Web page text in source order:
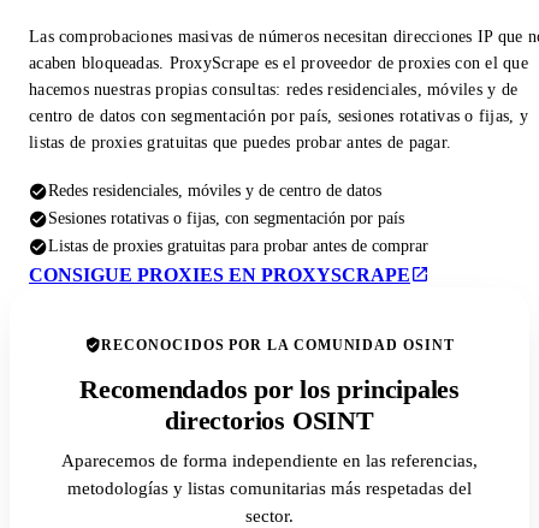
Las comprobaciones masivas de números necesitan direcciones IP que
acaben bloqueadas. ProxyScrape es el proveedor de proxies con el que
hacemos nuestras propias consultas: redes residenciales, móviles y de
centro de datos con segmentación por país, sesiones rotativas o fijas, y
listas de proxies gratuitas que puedes probar antes de pagar.
Redes residenciales, móviles y de centro de datos
Sesiones rotativas o fijas, con segmentación por país
Listas de proxies gratuitas para probar antes de comprar
CONSIGUE PROXIES EN PROXYSCRAPE
RECONOCIDOS POR LA COMUNIDAD OSINT
Recomendados por los principales
directorios OSINT
Aparecemos de forma independiente en las referencias,
metodologías y listas comunitarias más respetadas del
sector.